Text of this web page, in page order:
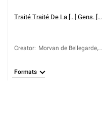
Traité Traité De La [...] Gens.
Creator: Morvan de Bellegarde,
Formats